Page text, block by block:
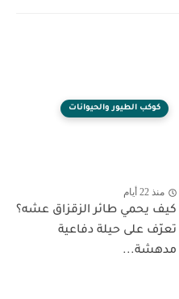
كوكب الطيور والحيوانات
منذ 22 أيام
كيف يحمي طائر الزقزاق عشه؟
تعرّف على حيلة دفاعية
مدهشة...